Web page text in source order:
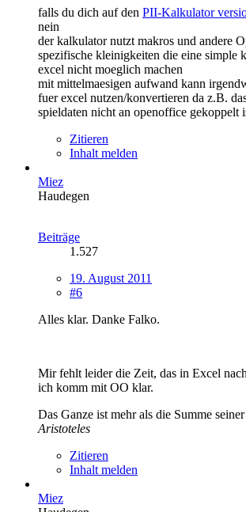
falls du dich auf den PII-Kalkulator
nein
der kalkulator nutzt makros und andere
spezifische kleinigkeiten die eine simple
excel nicht moeglich machen
mit mittelmaesigen aufwand kann
fuer excel nutzen/konvertieren da z.B.
spieldaten nicht an openoffice gekoppelt
Zitieren
Inhalt melden
Miez
Haudegen
Beiträge
1.527
19. August 2011
#6
Alles klar. Danke Falko.
Mir fehlt leider die Zeit, das in Excel
ich komm mit OO klar.
Das Ganze ist mehr als die Summe
Aristoteles
Zitieren
Inhalt melden
Miez